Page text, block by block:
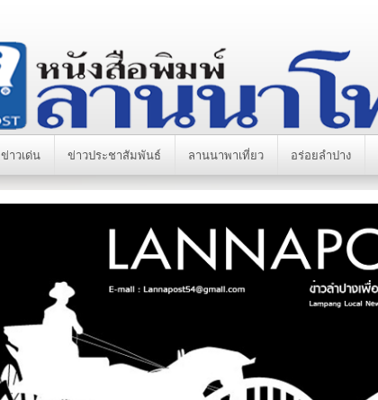
ข่าวเด่น ข่าวประชาสัมพันธ์ ลานนาพาเที่ยว อร่อยลำปาง